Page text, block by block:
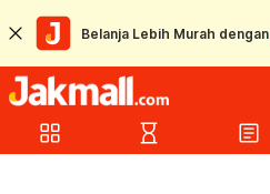
Belanja Lebih Murah dengan
grid_view hourglass_empty article